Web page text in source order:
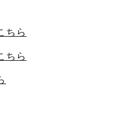
ちら
ちら